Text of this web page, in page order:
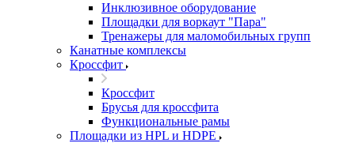
Инклюзивное оборудование
Площадки для воркаут "Пара"
Тренажеры для маломобильных групп
Канатные комплексы
Кроссфит
Кроссфит
Брусья для кроссфита
Функциональные рамы
Площадки из HPL и HDPE